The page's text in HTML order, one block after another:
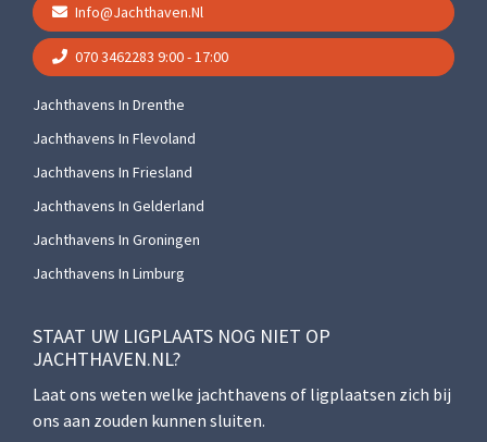
Info@jachthaven.nl
070 3462283 9:00 - 17:00
Jachthavens In Drenthe
Jachthavens In Flevoland
Jachthavens In Friesland
Jachthavens In Gelderland
Jachthavens In Groningen
Jachthavens In Limburg
STAAT UW LIGPLAATS NOG NIET OP
JACHTHAVEN.NL?
Laat ons weten welke jachthavens of ligplaatsen zich bij
ons aan zouden kunnen sluiten.